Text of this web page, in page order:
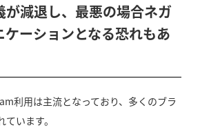
が減退し、最悪の場合ネガ
ケーションとなる恐れもあ
利用は主流となっており、多くのブラ
います。